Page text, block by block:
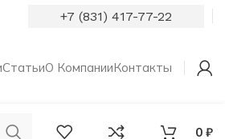
+7 (831) 417-77-22
СтатьиО КомпанииКонтакты
0 ₽